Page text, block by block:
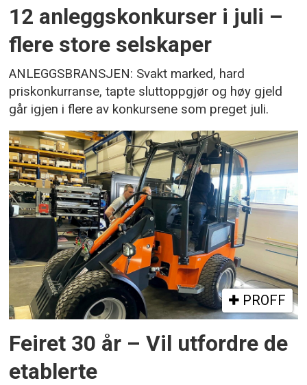
12 anleggskonkurser i juli –
flere store selskaper
ANLEGGSBRANSJEN: Svakt marked, hard
priskonkurranse, tapte sluttoppgjør og høy gjeld
går igjen i flere av konkursene som preget juli.
PROFF
Feiret 30 år – Vil utfordre de
etablerte